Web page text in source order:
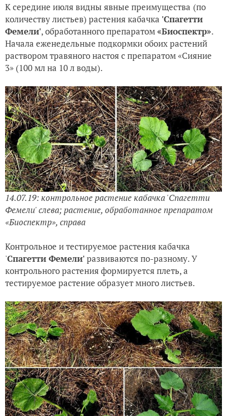
К середине июля видны явные преимущества (по
количеству листьев) растения кабачка 'Спагетти
Фемели', обработанного препаратом«Биоспектр».
Начала еженедельные подкормки обоих растений
раствором травяного настоя с препаратом «Сияние
3» (100 мл на 10 л воды).
14.07.19: контрольное растение кабачка 'Спагетти
Фемели' слева; растение, обработанное препаратом
«Биоспектр», справа
Контрольное и тестируемое растения кабачка
'Спагетти Фемели'развиваются по-разному. У
контрольного растения формируется плеть, а
тестируемое растение образует много листьев.